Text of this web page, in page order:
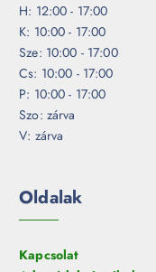
H: 12:00 - 17:00
K: 10:00 - 17:00
Sze: 10:00 - 17:00
Cs: 10:00 - 17:00
P: 10:00 - 17:00
Szo: zárva
V: zárva
Oldalak
Kapcsolat